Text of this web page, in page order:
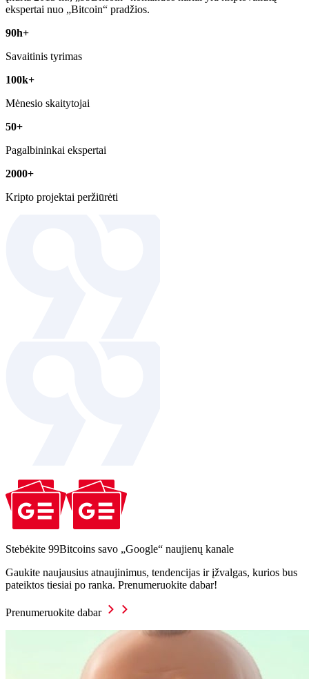
ekspertai nuo „Bitcoin“ pradžios.
90h+
Savaitinis tyrimas
100k+
Mėnesio skaitytojai
50+
Pagalbininkai ekspertai
2000+
Kripto projektai peržiūrėti
Stebėkite 99Bitcoins savo „Google“ naujienų kanale
Gaukite naujausius atnaujinimus, tendencijas ir įžvalgas, kurios bus
pateiktos tiesiai po ranka. Prenumeruokite dabar!
Prenumeruokite dabar